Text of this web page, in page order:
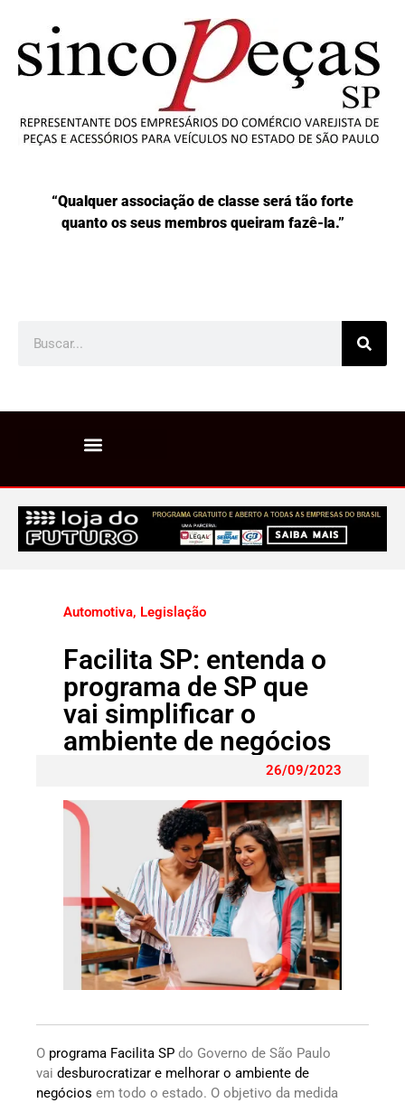
“Qualquer associação de classe será tão forte
quanto os seus membros queiram fazê-la.”
Automotiva, Legislação
Facilita SP: entenda o
programa de SP que
vai simplificar o
ambiente de negócios
26/09/2023
O programa Facilita SP do Governo de São Paulo
vai desburocratizar e melhorar o ambiente de
negócios em todo o estado. O objetivo da medida